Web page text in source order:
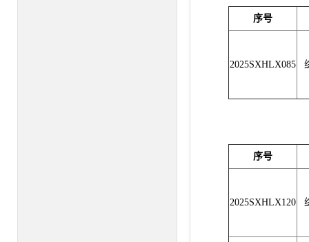
序号
2025SXHLX085
序号
2025SXHLX120